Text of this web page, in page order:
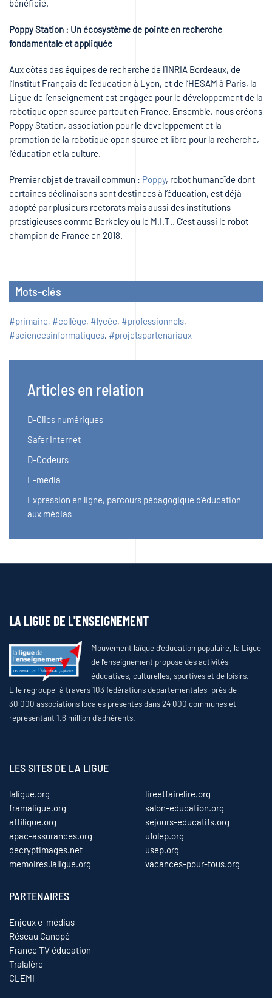
bénéficié.
Poppy Station : Un écosystème de pointe en recherche
fondamentale et appliquée
Aux côtés des équipes de recherche de l’INRIA Bordeaux, de
l’Institut Français de l’éducation à Lyon, et de l’HESAM à Paris, la
Ligue de l’enseignement est engagée pour le développement de la
robotique open source partout en France. Ensemble, nous créons
Poppy Station, association pour le développement et la
promotion de la robotique open source et libre pour la recherche,
l’éducation et la culture.
Premier objet de travail commun : Poppy, robot humanoïde dont
certaines déclinaisons sont destinées à l’éducation, est déjà
adopté par plusieurs rectorats mais aussi des institutions
prestigieuses comme Berkeley ou le M.I.T.. C’est aussi le robot
champion de France en 2018.
Mots-clés
#primaire, #collège, #lycée, #professionnels,
#sciencesinformatiques, #projetspartenariaux
Articles en relation
D-Clics numériques
Safer Internet
D-Codeurs
E-media
Expression en ligne, parcours pédagogique d’éducation
aux médias
LA LIGUE DE L'ENSEIGNEMENT
Mouvement laïque d’éducation populaire, la Ligue
de l’enseignement propose des activités
éducatives, culturelles, sportives et de loisirs.
Elle regroupe, à travers 103 fédérations départementales, près de
30 000 associations locales présentes dans 24 000 communes et
représentant 1,6 million d’adhérents.
LES SITES DE LA LIGUE
laligue.org
framaligue.org
affiligue.org
apac-assurances.org
decryptimages.net
memoires.laligue.org
lireetfairelire.org
salon-education.org
sejours-educatifs.org
ufolep.org
usep.org
vacances-pour-tous.org
PARTENAIRES
Enjeux e-médias
Réseau Canopé
France TV éducation
Tralalère
CLEMI